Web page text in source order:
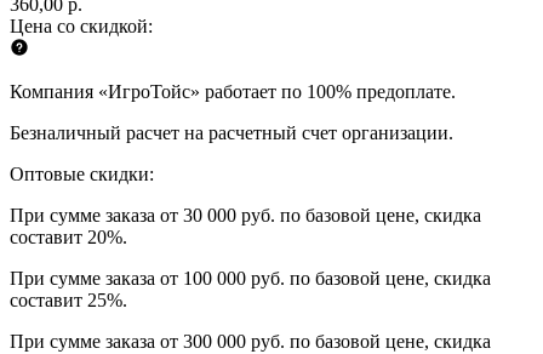
Цена со скидкой:
Компания «ИгроТойс» работает по 100% предоплате.
Безналичный расчет на расчетный счет организации.
Оптовые скидки:
При сумме заказа от 30 000 руб. по базовой цене, скидка
составит 20%.
При сумме заказа от 100 000 руб. по базовой цене, скидка
составит 25%.
При сумме заказа от 300 000 руб. по базовой цене, скидка